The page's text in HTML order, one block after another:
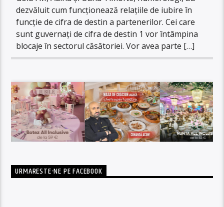
dezvăluit cum funcționează relațiile de iubire în
funcție de cifra de destin a partenerilor. Cei care
sunt guvernați de cifra de destin 1 vor întâmpina
blocaje în sectorul căsătoriei. Vor avea parte […]
URMARESTE-NE PE FACEBOOK